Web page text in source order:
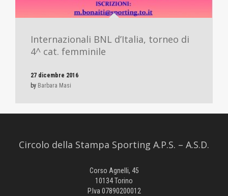
Internazionali BNL d’Italia, torneo di
4^ cat. femminile
27 dicembre 2016
by Barbara Masi
Circolo della Stampa Sporting A.P.S. – A.S.D.
Corso Agnelli, 45
10134 Torino
P.Iva 07890200012